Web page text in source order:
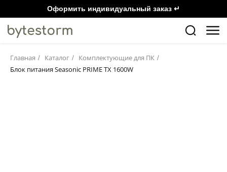
Оформить индивидуальный заказ ↵
Главная / Каталог / Комплектующие для ПК /
Блок питания Seasonic PRIME TX 1600W